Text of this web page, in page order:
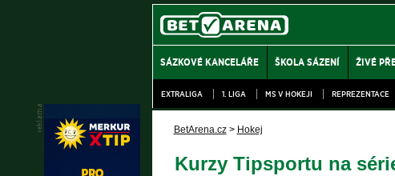
SÁZKOVÉ KANCELÁŘE ŠKOLA SÁZENÍ ŽIVÉ
EXTRALIGA 1. LIGA MS V HOKEJI REPREZENTACE
BetArena.cz > Hokej
Kurzy Tipsportu na